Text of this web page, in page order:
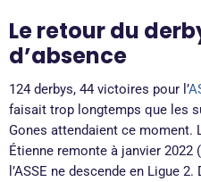
Le retour du
d’absence
124 derbys, 44 victoires pour l’
faisait trop longtemps que les
Gones attendaient ce moment.
Étienne remonte à janvier 2022
l’ASSE ne descende en Ligue